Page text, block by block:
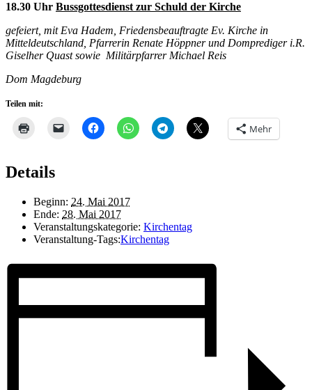
18.30 Uhr Bussgottesdienst zur Schuld der Kirche
gefeiert, mit Eva Hadem, Friedensbeauftragte Ev. Kirche in
Mitteldeutschland, Pfarrerin Renate Höppner und Domprediger i.R.
Giselher Quast sowie Militärpfarrer Michael Reis
Dom Magdeburg
Teilen mit:
Mehr
Details
Beginn: 24. Mai 2017
Ende: 28. Mai 2017
Veranstaltungskategorie: Kirchentag
Veranstaltung-Tags:Kirchentag